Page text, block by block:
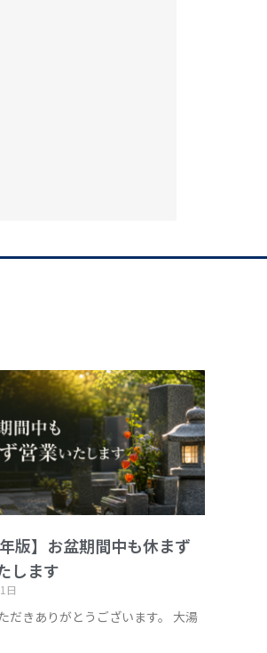
年版】お盆期間中も休まず
します
日
だきありがとうございます。 大湯